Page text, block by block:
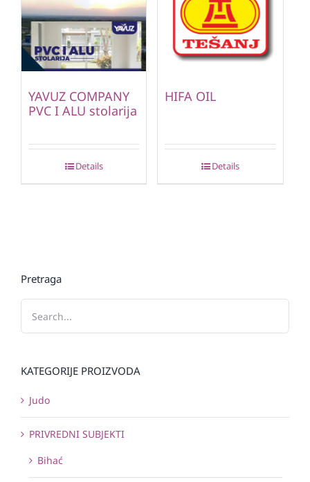
YAVUZ COMPANY
PVC I ALU stolarija
Details
HIFA OIL
Details
Pretraga
KATEGORIJE PROIZVODA
Judo
PRIVREDNI SUBJEKTI
Bihać